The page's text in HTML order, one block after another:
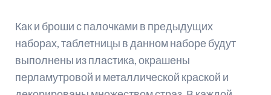
Как и броши с палочками в предыдущих
наборах, таблетницы в данном наборе будут
выполнены из пластика, окрашены
перламутровой и металлической краской и